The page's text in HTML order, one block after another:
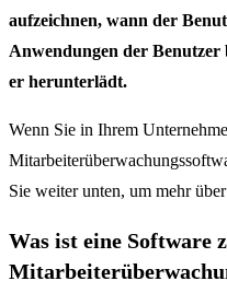
aufzeichnen, wann der
Anwendungen der Benutzer
er herunterlädt.
Wenn Sie in Ihrem
Sie weiter unten, um mehr
Was ist eine Software